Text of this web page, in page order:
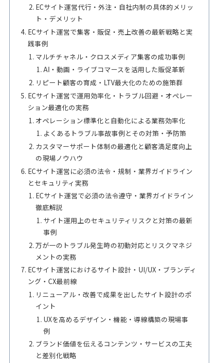
ECサイト運営代行・外注・自社内制の具体的メリッ
ト・デメリット
ECサイト運営で集客・販促・売上改善の最新戦略と実
践事例
マルチチャネル・クロスメディア集客の成功事例
AI・動画・ライブコマースを活用した販促革新
リピート顧客の育成・LTV最大化のための施策群
ECサイト運営で運用効率化・トラブル回避・オペレー
ション最適化の実務
オペレーション標準化と自動化による業務効率化
よくあるトラブル事故事例とその対策・予防策
カスタマーサポート体制の最適化と顧客満足度向上
の現場ノウハウ
ECサイト運営に必須の法令・規制・業界ガイドライン
とセキュリティ実務
ECサイト運営で必須の法令遵守・業界ガイドライン
徹底解説
サイト運用上のセキュリティリスクと対策の最新
事例
万が一のトラブル発生時の初動対応とリスクマネジ
メントの実務
ECサイト運営におけるサイト設計・UI/UX・ブランディ
ング・CX最前線
リニューアル・改善で成果を出したサイト設計のポ
イント
UXを高めるデザイン・機能・導線構築の現場事
例
ブランド価値を伝えるコンテンツ・サービスの工夫
と差別化戦略